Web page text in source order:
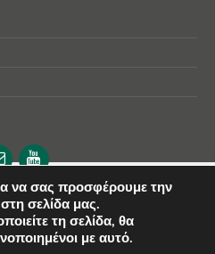
Email
url
YouTube
url
| Powered byApogee
να σας προσφέρουμε την
σελίδα μας.
τη σελίδα, θα
με αυτό.